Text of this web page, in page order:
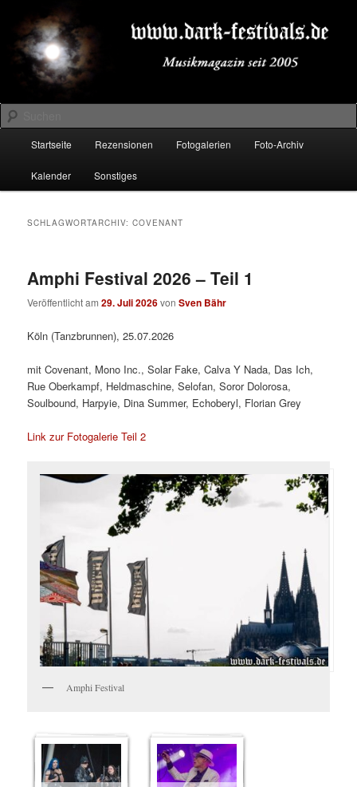
primären
Inhalt
springen
sekundären
Inhalt
springenDARK-FESTIVALS.DE
Suchen
Startseite Rezensionen Fotogalerien Foto-Archiv
Kalender Sonstiges
SCHLAGWORTARCHIV:COVENANT
Amphi Festival 2026 – Teil 1
Veröffentlicht am29. Juli 2026vonSven Bähr
Köln (Tanzbrunnen), 25.07.2026
mit Covenant, Mono Inc., Solar Fake, Calva Y Nada, Das Ich,
Rue Oberkampf, Heldmaschine, Selofan, Soror Dolorosa,
Soulbound, Harpyie, Dina Summer, Echoberyl, Florian Grey
Link zur Fotogalerie Teil 2
Amphi Festival